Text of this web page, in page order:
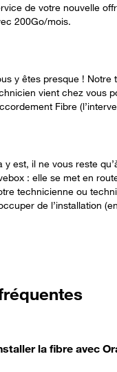
de votre nouvelle
200Go/mois.
y êtes presque ! Notre
vient chez vous
Fibre
y est, il ne vous reste
: elle se met en
technicienne ou
de l’installation
la fibre avec